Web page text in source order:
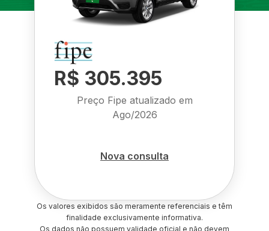
R$ 305.395
Preço Fipe atualizado em
Ago/2026
Nova consulta
Os valores exibidos são meramente referenciais e têm
finalidade exclusivamente informativa.
Os dados não possuem validade oficial e não devem